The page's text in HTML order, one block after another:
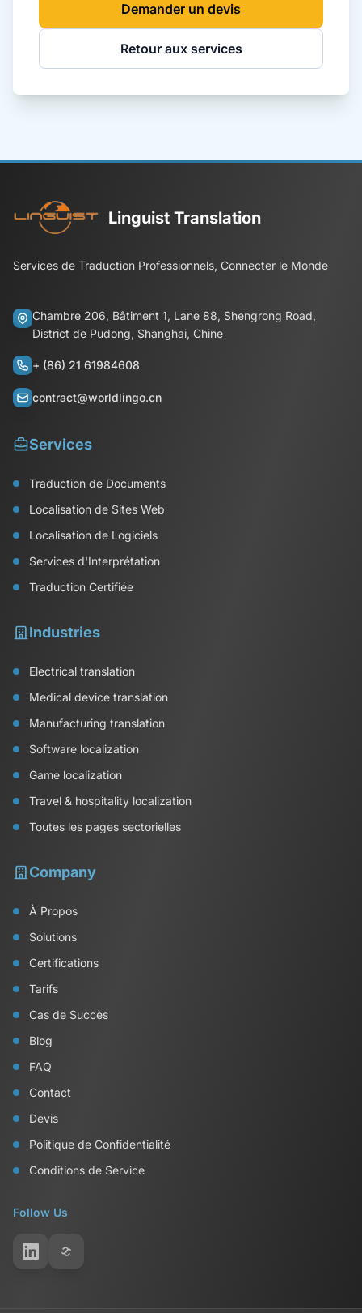
Demander un devis
Retour aux services
Linguist Translation
Services de Traduction Professionnels, Connecter le Monde
Chambre 206, Bâtiment 1, Lane 88, Shengrong Road,
District de Pudong, Shanghai, Chine
+ (86) 21 61984608
contract@worldlingo.cn
Services
Traduction de Documents
Localisation de Sites Web
Localisation de Logiciels
Services d'Interprétation
Traduction Certifiée
Industries
Electrical translation
Medical device translation
Manufacturing translation
Software localization
Game localization
Travel & hospitality localization
Toutes les pages sectorielles
Company
À Propos
Solutions
Certifications
Tarifs
Cas de Succès
Blog
FAQ
Contact
Devis
Politique de Confidentialité
Conditions de Service
Follow Us